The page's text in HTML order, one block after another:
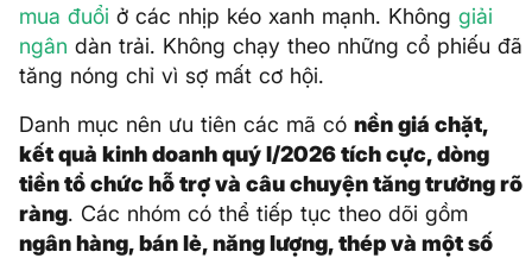
mua đuổi ở các nhịp kéo xanh mạnh. Không giải
ngân dàn trải. Không chạy theo những cổ phiếu đã
tăng nóng chỉ vì sợ mất cơ hội.
Danh mục nên ưu tiên các mã có nền giá chặt,
kết quả kinh doanh quý I/2026 tích cực, dòng
tiền tổ chức hỗ trợ và câu chuyện tăng trưởng rõ
ràng. Các nhóm có thể tiếp tục theo dõi gồm
ngân hàng, bán lẻ, năng lượng, thép và một số